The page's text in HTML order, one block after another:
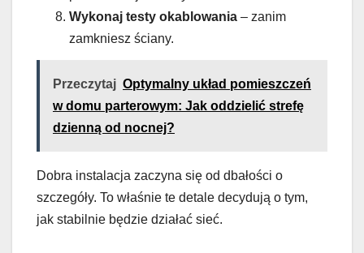
Wykonaj testy okablowania – zanim
zamkniesz ściany.
Przeczytaj Optymalny układ pomieszczeń
w domu parterowym: Jak oddzielić strefę
dzienną od nocnej?
Dobra instalacja zaczyna się od dbałości o
szczegóły. To właśnie te detale decydują o tym,
jak stabilnie będzie działać sieć.